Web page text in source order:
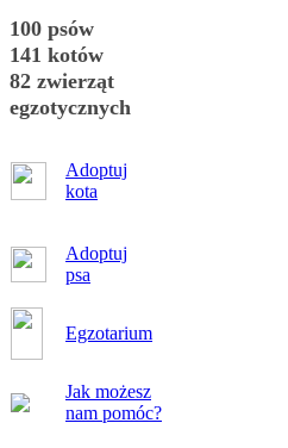
100 psów
141 kotów
82 zwierząt
egzotycznych
Adoptuj
kota
Adoptuj
psa
Egzotarium
Jak możesz
nam pomóc?